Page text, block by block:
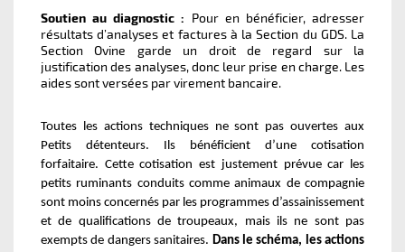
Soutien au diagnostic : Pour en bénéficier, adresser
résultats d’analyses et factures à la Section du GDS. La
Section Ovine garde un droit de regard sur la
justification des analyses, donc leur prise en charge. Les
aides sont versées par virement bancaire.
Toutes les actions techniques ne sont pas ouvertes aux
Petits détenteurs. Ils bénéficient d’une cotisation
forfaitaire. Cette cotisation est justement prévue car les
petits ruminants conduits comme animaux de compagnie
sont moins concernés par les programmes d’assainissement
et de qualifications de troupeaux, mais ils ne sont pas
exempts de dangers sanitaires. Dans le schéma, les actions